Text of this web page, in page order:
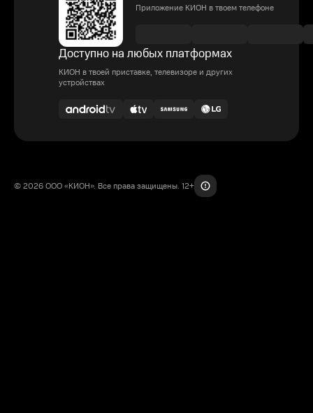
Приложение КИОН в твоем телефоне
Доступно на любых платформах
КИОН в твоей приставке, телевизоре и других
устройствах
© 2026 ООО «КИОН». Все права защищены. 12+